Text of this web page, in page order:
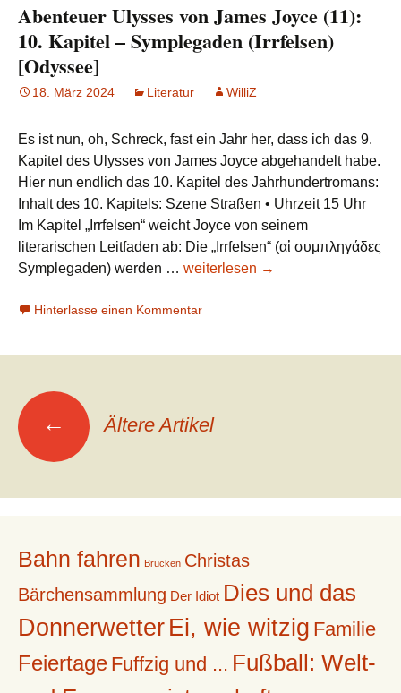
11.
Kapitel
–
[Odyssee]
Abenteuer Ulysses von James Joyce (11):
10. Kapitel – Symplegaden (Irrfelsen)
[Odyssee]
18. März 2024 Literatur WilliZ
Es ist nun, oh, Schreck, fast ein Jahr her, dass ich das 9.
Kapitel des Ulysses von James Joyce abgehandelt habe.
Hier nun endlich das 10. Kapitel des Jahrhundertromans:
Inhalt des 10. Kapitels: Szene Straßen • Uhrzeit 15 Uhr
Im Kapitel „Irrfelsen“ weicht Joyce von seinem
literarischen Leitfaden ab: Die „Irrfelsen“ (αἱ συμπληγάδες
Symplegaden) werden … Abenteuer
von
Joyce
Kapitel
weiterlesen →
Hinterlasse einen Kommentar
Beitrags-
Navigation
← Ältere Artikel
Bahn fahren Brücken Christas
Bärchensammlung Der Idiot Dies und das
Donnerwetter Ei, wie witzig Familie
Feiertage Fuffzig und ... Fußball: Welt-